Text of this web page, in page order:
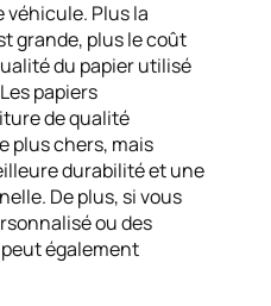
véhicule. Plus la
grande, plus le coût
du papier utilisé
papiers
de qualité
plus chers, mais
durabilité et une
De plus, si vous
ou des
également